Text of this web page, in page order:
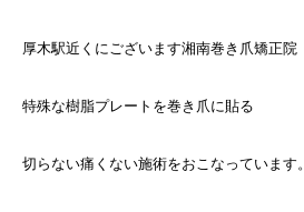
厚木駅近くにございます湘南巻き爪矯正
特殊な樹脂プレートを巻き爪に貼る
切らない痛くない施術をおこなっています。